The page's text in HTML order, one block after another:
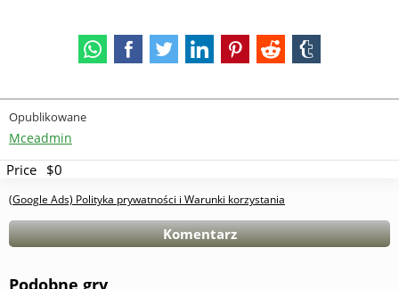
Opublikowane
Mceadmin
Price $0
(Google Ads) Polityka prywatności i Warunki korzystania
Komentarz
Podobne gry